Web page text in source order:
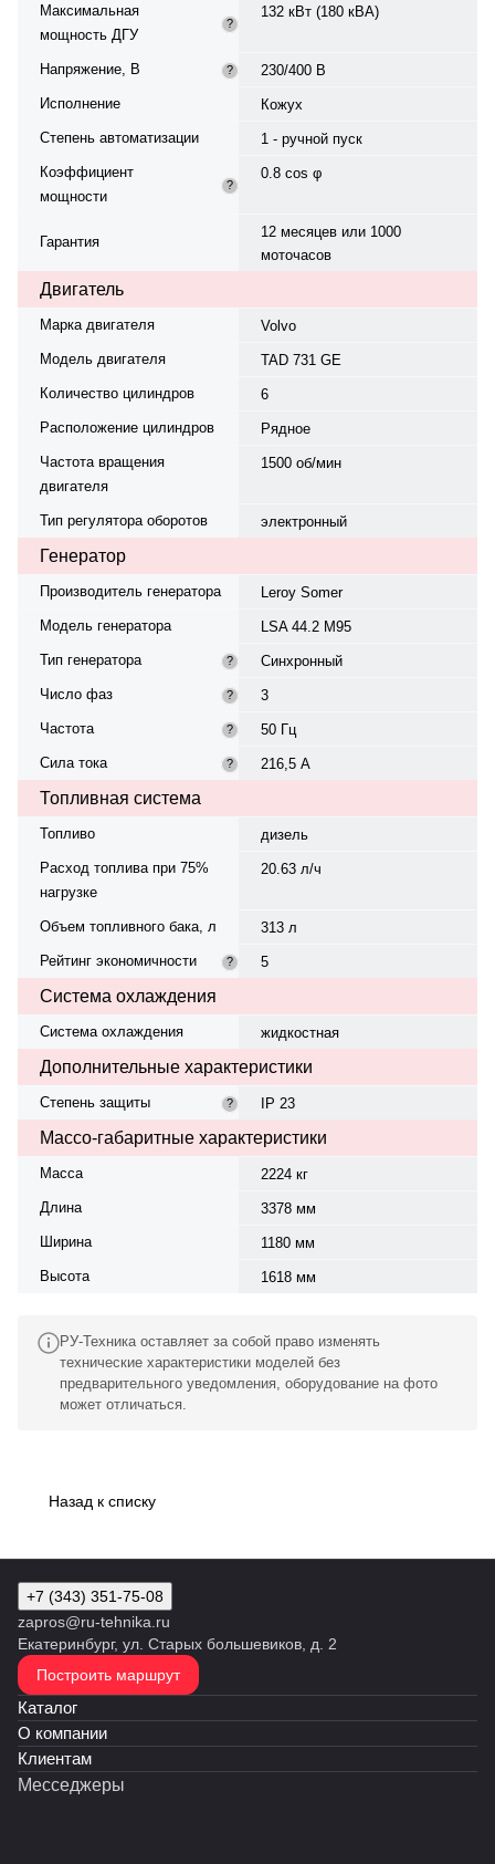
защиты IP23. Уровень шума — 71
дБ. Номинальный ток — 216,5 А.
3378×1180×1618 мм.
Производство: Швеция, гарантия
моточасов.
Максимальная
мощность ДГУ
?
132 кВт (180 кВА)
Напряжение, В ?
230/400 В
Исполнение
Кожух
Степень автоматизации
1 - ручной пуск
Коэффициент
мощности
?
0.8 cos φ
Гарантия
12 месяцев или 1000
моточасов
Двигатель
Марка двигателя
Volvo
Модель двигателя
TAD 731 GE
Количество цилиндров
6
Расположение цилиндров
Рядное
Частота вращения
двигателя
1500 об/мин
Тип регулятора оборотов электронный
Генератор
Производитель генератора
Leroy Somer
Модель генератора
LSA 44.2 M95
Тип генератора
?
Синхронный
Число фаз
?
3
Частота
?
50 Гц
Сила тока
? 216,5 А
Топливная система
Топливо
дизель
Расход топлива при 75%
нагрузке
20.63 л/ч
Объем топливного бака, л
313 л
Рейтинг экономичности
? 5
Система охлаждения
Система охлаждения жидкостная
Дополнительные характеристики
Степень защиты ? IP 23
Массо-габаритные характеристики
Масса
2224 кг
Длина
3378 мм
Ширина
1180 мм
Высота
1618 мм
РУ-Техника оставляет за собой право изменять
технические характеристики моделей без
предварительного уведомления, оборудование на фото
может отличаться.
Назад к списку
+7 (343) 351-75-08
zapros@ru-tehnika.ru
Екатеринбург, ул. Старых большевиков, д. 2
Построить маршрут
Каталог
О компании
Клиентам
Месседжеры